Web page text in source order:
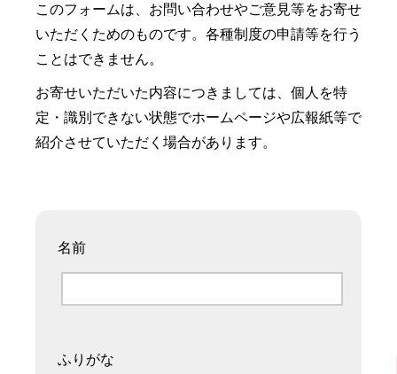
このフォームは、お問い合わせやご意見等をお寄せ
いただくためのものです。各種制度の申請等を行う
ことはできません。
お寄せいただいた内容につきましては、個人を特
定・識別できない状態でホームページや広報紙等で
紹介させていただく場合があります。
名前
ふりがな